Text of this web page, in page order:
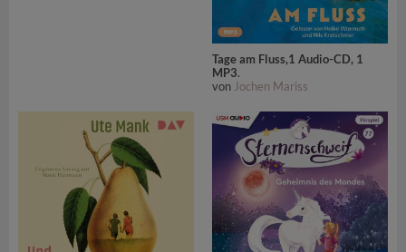
Tage am Fluss,1 Audio-CD, 1
MP3.
von Jochen Mariss